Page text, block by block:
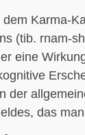
Karma-
(tib. rnam-
eine
der
das